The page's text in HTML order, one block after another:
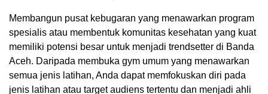
Membangun pusat kebugaran yang menawarkan program
spesialis atau membentuk komunitas kesehatan yang kuat
memiliki potensi besar untuk menjadi trendsetter di Banda
Aceh. Daripada membuka gym umum yang menawarkan
semua jenis latihan, Anda dapat memfokuskan diri pada
jenis latihan atau target audiens tertentu dan menjadi ahli